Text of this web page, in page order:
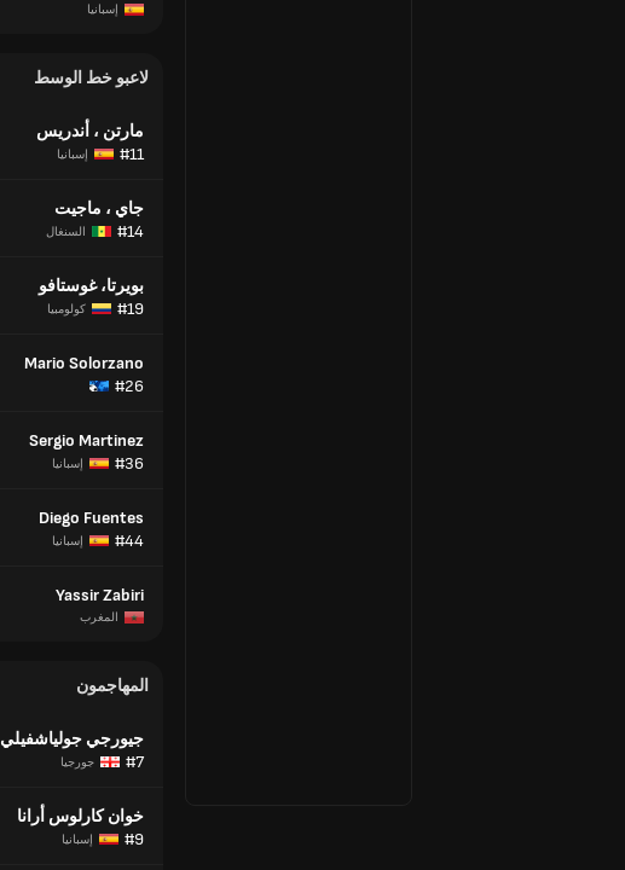
إسبانيا
لاعبو خط الوسط
مارتن ، أندريس
#11
إسبانيا
جاي ، ماجيت
#14
السنغال
بويرتا، غوستافو
#19
كولومبيا
Mario Solorzano
#26
Sergio Martinez
#36
إسبانيا
Diego Fuentes
#44
إسبانيا
Yassir Zabiri
المغرب
المهاجمون
جيورجي جولياشفيلي
#7
جورجيا
خوان كارلوس أرانا
#9
إسبانيا